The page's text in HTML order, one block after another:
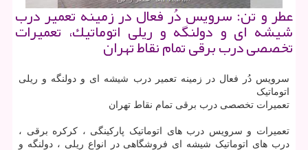
عطر و تن: سرویس دُر فعال در زمینه تعمیر درب
شیشه ای و دولنگه و ریلی اتوماتیك، تعمیرات
تخصصی درب برقی تمام نقاط تهران
سرویس دُر فعال در زمینه تعمیر درب شیشه ای و دولنگه و ریلی
اتوماتیک
تعمیرات تخصصی درب برقی تمام نقاط تهران
تعمیرات و سرویس درب های اتوماتیک پارکینگی ، کرکره برقی ،
درب های اتوماتیک شیشه ای فروشگاهی در انواع ریلی ، دولنگه و